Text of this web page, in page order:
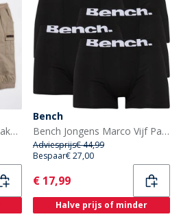
Bench Jongens Trainingspakken Wit
Bench
Bench Jongens Marco Vijf Pack Boxers Zwart
Adviesprijs€ 44,99
Bespaar€ 27,00
Current
€ 17,99
Halve prijs of minder